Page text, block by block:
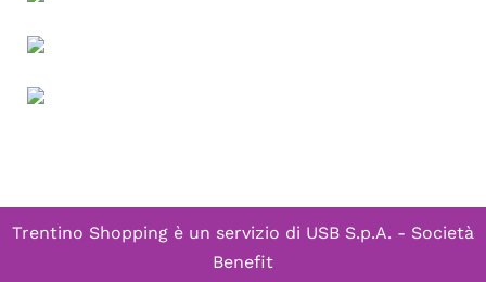
Trentino Shopping è un servizio di USB S.p.A. - Società
Benefit